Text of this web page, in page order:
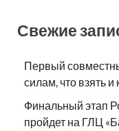
Свежие
Первый
силам, что взять
Финальный этап
пройдет на ГЛЦ